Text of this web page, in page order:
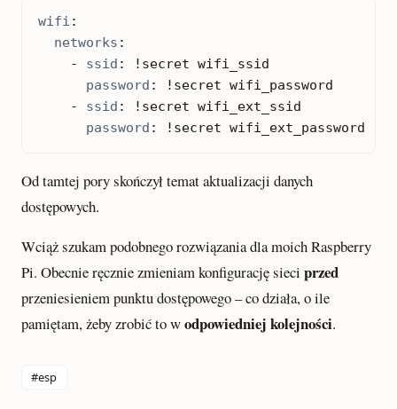
wifi :
networks :
- ssid : ! secret wifi_ssid
password : ! secret wifi_password
- ssid : ! secret wifi_ext_ssid
password : ! secret wifi_ext_password
Od tamtej pory skończył temat aktualizacji danych
dostępowych.
Wciąż szukam podobnego rozwiązania dla moich Raspberry
Pi. Obecnie ręcznie zmieniam konfigurację sieci przed
przeniesieniem punktu dostępowego – co działa, o ile
pamiętam, żeby zrobić to wodpowiedniej kolejności.
#esp